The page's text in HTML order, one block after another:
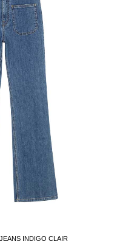
INDIGO CLAIR